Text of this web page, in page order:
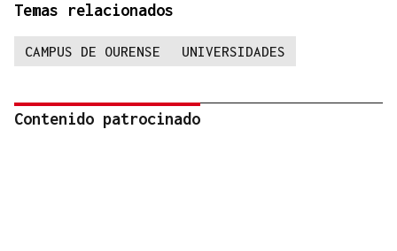
Temas relacionados
CAMPUS DE OURENSE UNIVERSIDADES
Contenido patrocinado